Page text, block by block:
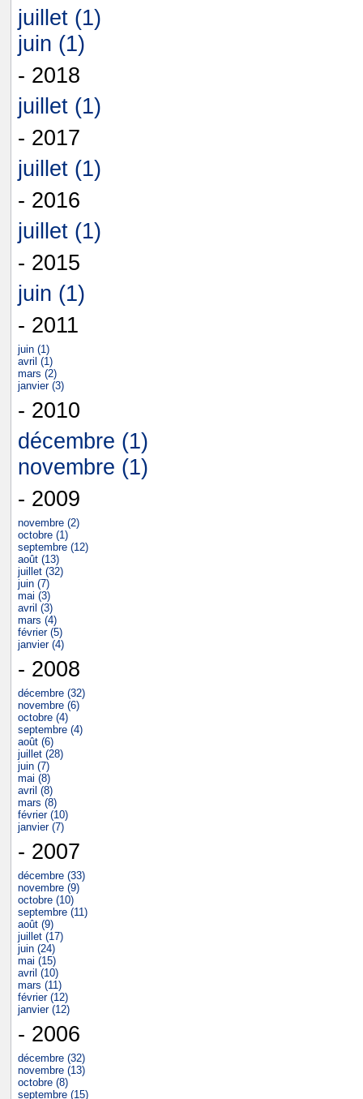
juillet (1)
juin (1)
- 2018
juillet (1)
- 2017
juillet (1)
- 2016
juillet (1)
- 2015
juin (1)
- 2011
juin (1)
avril (1)
mars (2)
janvier (3)
- 2010
décembre (1)
novembre (1)
- 2009
novembre (2)
octobre (1)
septembre (12)
août (13)
juillet (32)
juin (7)
mai (3)
avril (3)
mars (4)
février (5)
janvier (4)
- 2008
décembre (32)
novembre (6)
octobre (4)
septembre (4)
août (6)
juillet (28)
juin (7)
mai (8)
avril (8)
mars (8)
février (10)
janvier (7)
- 2007
décembre (33)
novembre (9)
octobre (10)
septembre (11)
août (9)
juillet (17)
juin (24)
mai (15)
avril (10)
mars (11)
février (12)
janvier (12)
- 2006
décembre (32)
novembre (13)
octobre (8)
septembre (15)